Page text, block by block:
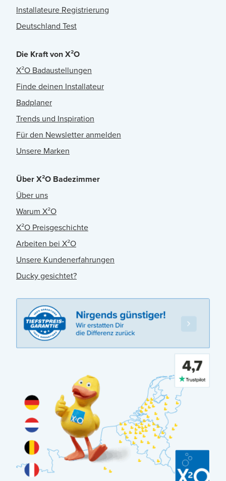
Installateure Registrierung
Deutschland Test
Die Kraft von X²O
X²O Badaustellungen
Finde deinen Installateur
Badplaner
Trends und Inspiration
Für den Newsletter anmelden
Unsere Marken
Über X²O Badezimmer
Über uns
Warum X²O
X²O Preisgeschichte
Arbeiten bei X²O
Unsere Kundenerfahrungen
Ducky gesichtet?